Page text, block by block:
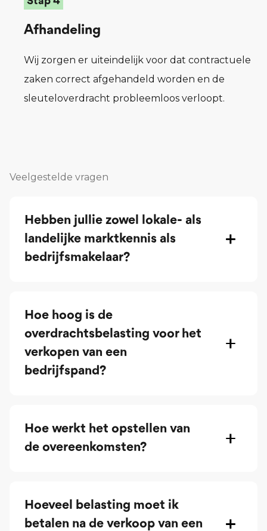
Afhandeling
Wij zorgen er uiteindelijk voor dat contractuele
zaken correct afgehandeld worden en de
sleuteloverdracht probleemloos verloopt.
Veelgestelde vragen
Hebben jullie zowel lokale- als
landelijke marktkennis als
bedrijfsmakelaar?
Hoe hoog is de
overdrachtsbelasting voor het
verkopen van een
bedrijfspand?
Hoe werkt het opstellen van
de overeenkomsten?
Hoeveel belasting moet ik
betalen na de verkoop van een